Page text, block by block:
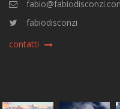
fabiodisconzi
contatti